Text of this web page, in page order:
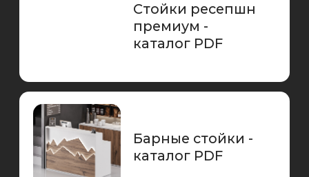
руководителя -
каталог PDF
Столы
каталог PDF